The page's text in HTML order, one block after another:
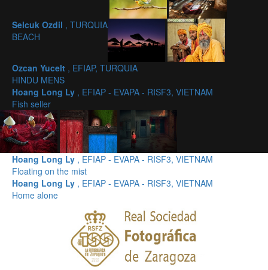
Selcuk Ozdil , TURQUIA
BEACH
Ozcan Yucelt , EFIAP, TURQUIA
HINDU MENS
Hoang Long Ly , EFIAP - EVAPA - RISF3, VIETNAM
Fish seller
Hoang Long Ly , EFIAP - EVAPA - RISF3, VIETNAM
Floating on the mist
Hoang Long Ly , EFIAP - EVAPA - RISF3, VIETNAM
Home alone